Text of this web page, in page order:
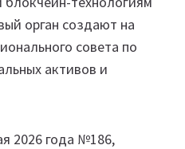
орган создают на
совета по
активов и
2026 года №186,